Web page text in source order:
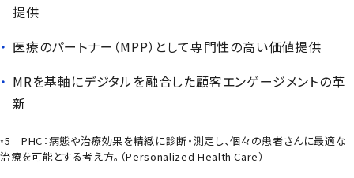
提供
医療のパートナー（MPP）として専門性の高い価値提供
MRを基軸にデジタルを融合した顧客エンゲージメントの革
新
*5 PHC：病態や治療効果を精緻に診断・測定し、個々の患者さんに最適な
治療を可能とする考え方。（Personalized Health Care）